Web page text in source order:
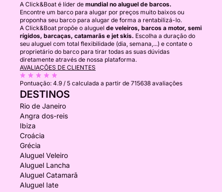
A Click&Boat é líder de mundial no aluguel de barcos.
Encontre um barco para alugar por preços muito baixos ou
proponha seu barco para alugar de forma a rentabilizá-lo.
A Click&Boat propõe o aluguel de veleiros, barcos a motor, semi
rígidos, barcaças, catamarãs e jet skis. Escolha a duração do
seu aluguel com total flexibilidade (dia, semana,...) e contate o
proprietário do barco para tirar todas as suas dúvidas
diretamente através de nossa plataforma.
AVALIAÇÕES DE CLIENTES
Pontuação: 4.9 / 5 calculada a partir de 715638 avaliações
DESTINOS
Rio de Janeiro
Angra dos-reis
Ibiza
Croácia
Grécia
Aluguel Veleiro
Aluguel Lancha
Aluguel Catamarã
Aluguel Iate